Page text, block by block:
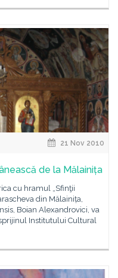
21 Nov 2010
de la Mălainița
cu hramul „Sfinţii
din Mălainița,
Boian Alexandrovici, va
Institutului Cultural